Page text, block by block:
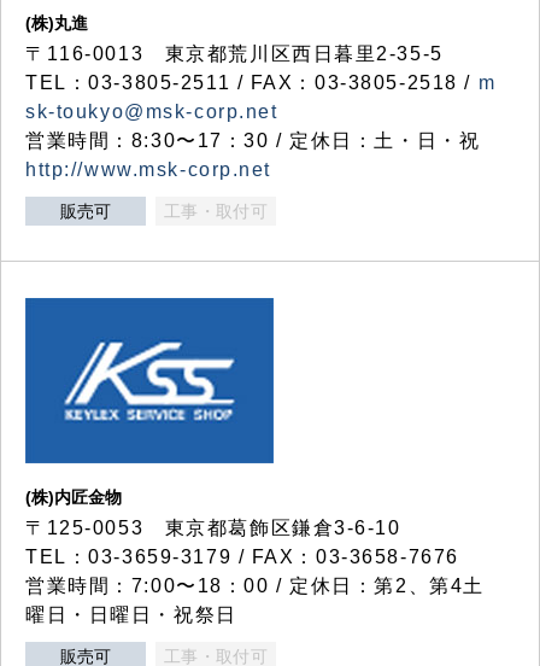
(株)丸進
〒116-0013 東京都荒川区西日暮里2-35-5
TEL：03-3805-2511 / FAX：03-3805-2518 / m
sk-toukyo@msk-corp.net
営業時間：8:30〜17：30 / 定休日：土・日・祝
http://www.msk-corp.net
販売可 工事・取付可
(株)内匠金物
〒125-0053 東京都葛飾区鎌倉3-6-10
TEL：03-3659-3179 / FAX：03-3658-7676
営業時間：7:00〜18：00 / 定休日：第2、第4土
曜日・日曜日・祝祭日
販売可 工事・取付可